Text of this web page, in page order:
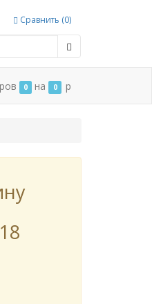
Сравнить (0)
0 на 0 p